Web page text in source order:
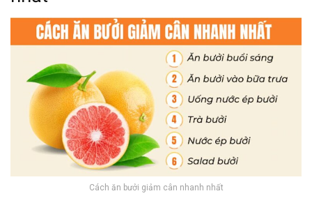
Cách ăn bưởi giảm cân nhanh nhất